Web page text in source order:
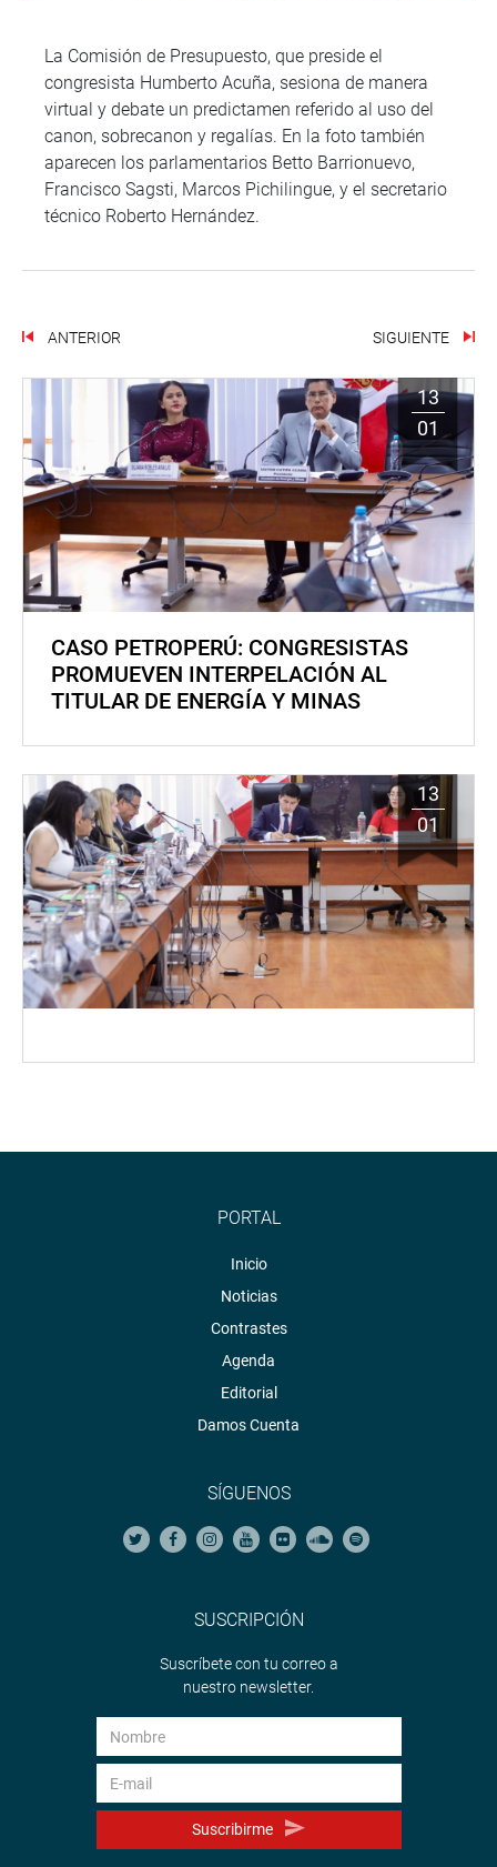
La Comisión de Presupuesto, que preside el
congresista Humberto Acuña, sesiona de manera
virtual y debate un predictamen referido al uso del
canon, sobrecanon y regalías. En la foto también
aparecen los parlamentarios Betto Barrionuevo,
Francisco Sagsti, Marcos Pichilingue, y el secretario
técnico Roberto Hernández.
ANTERIOR SIGUIENTE
13
01
CASO PETROPERÚ: CONGRESISTAS
PROMUEVEN INTERPELACIÓN AL
TITULAR DE ENERGÍA Y MINAS
13
01
PORTAL
Inicio
Noticias
Contrastes
Agenda
Editorial
Damos Cuenta
SÍGUENOS
SUSCRIPCIÓN
Suscríbete con tu correo a
nuestro newsletter.
Suscribirme